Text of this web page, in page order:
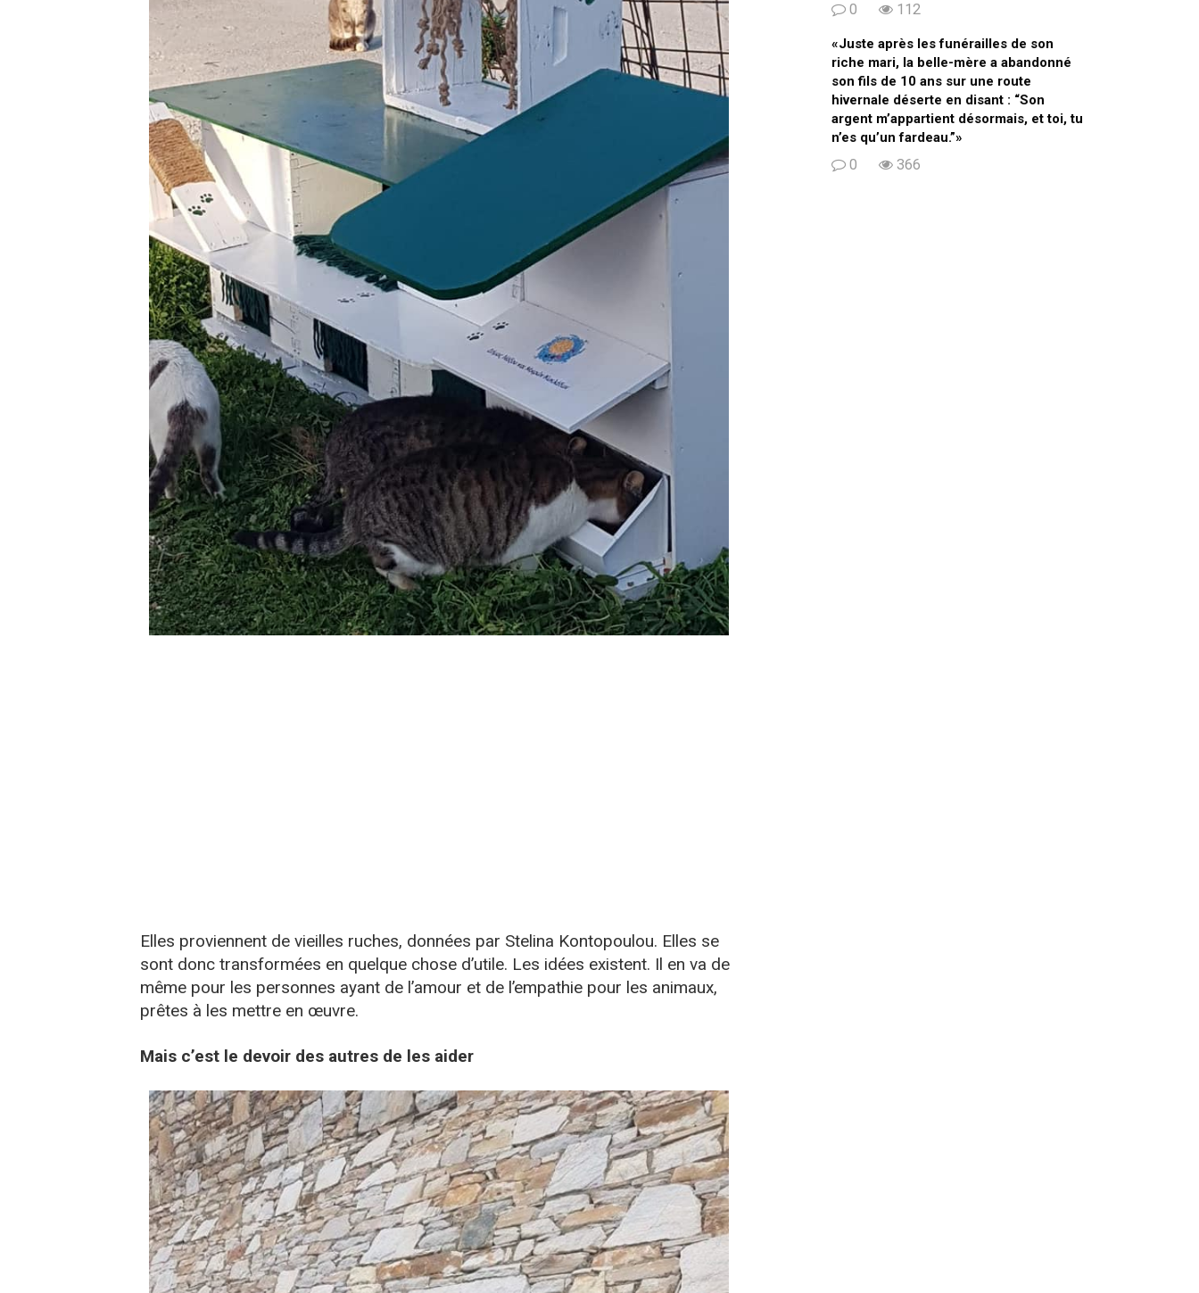
Elles proviennent de vieilles ruches, données par Stelina Kontopoulou. Elles se
sont donc transformées en quelque chose d’utile. Les idées existent. Il en va de
même pour les personnes ayant de l’amour et de l’empathie pour les animaux,
prêtes à les mettre en œuvre.
Mais c’est le devoir des autres de les aider
0 112
«Juste après les funérailles de son
riche mari, la belle-mère a abandonné
son fils de 10 ans sur une route
hivernale déserte en disant : “Son
argent m’appartient désormais, et toi, tu
n’es qu’un fardeau.”»
0 366